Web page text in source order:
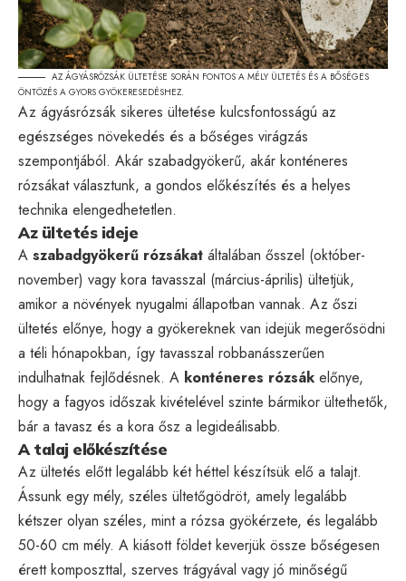
AZ ÁGYÁSRÓZSÁK ÜLTETÉSE SORÁN FONTOS A MÉLY ÜLTETÉS ÉS A BŐSÉGES
ÖNTÖZÉS A GYORS GYÖKERESEDÉSHEZ.
Az ágyásrózsák sikeres ültetése kulcsfontosságú az
egészséges növekedés és a bőséges virágzás
szempontjából. Akár szabadgyökerű, akár konténeres
rózsákat választunk, a gondos előkészítés és a helyes
technika elengedhetetlen.
Az ültetés ideje
A szabadgyökerű rózsákat általában ősszel (október-
november) vagy kora tavasszal (március-április) ültetjük,
amikor a növények nyugalmi állapotban vannak. Az őszi
ültetés előnye, hogy a gyökereknek van idejük megerősödni
a téli hónapokban, így tavasszal robbanásszerűen
indulhatnak fejlődésnek. A konténeres rózsák előnye,
hogy a fagyos időszak kivételével szinte bármikor ültethetők,
bár a tavasz és a kora ősz a legideálisabb.
A talaj előkészítése
Az ültetés előtt legalább két héttel készítsük elő a talajt.
Ássunk egy mély, széles ültetőgödröt, amely legalább
kétszer olyan széles, mint a rózsa gyökérzete, és legalább
50-60 cm mély. A kiásott földet keverjük össze bőségesen
érett komposzttal, szerves trágyával vagy jó minőségű